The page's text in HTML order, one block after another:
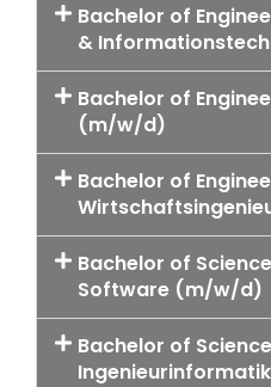
Bachelor of
&
Bachelor of
(m/w/d)
Bachelor of
Bachelor of
Software (m/w/d)
Bachelor of